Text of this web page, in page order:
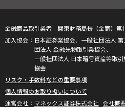
金融商品取引業者 関東財務局長（金商）第
日本証券業協会、一般社団法人
団法人 金融先物取引業協会、
一般社団法人 日本暗号資産等取
協会
リスク・手数料などの重要事項
個人情報のお取り扱いについて
マネックス証券株式会社 会社概